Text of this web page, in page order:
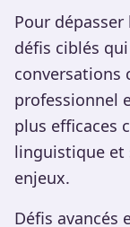
Pour dépasser
défis ciblés
conversations
professionnel
plus efficaces
linguistique et
enjeux.
Défis avancés